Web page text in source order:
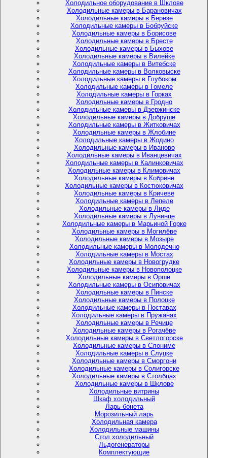
Холодильное оборудование в Шклове
Холодильные камеры в Барановичах
Холодильные камеры в Берёзе
Холодильные камеры в Бобруйске
Холодильные камеры в Борисове
Холодильные камеры в Бресте
Холодильные камеры в Быхове
Холодильные камеры в Вилейке
Холодильные камеры в Витебске
Холодильные камеры в Волковыске
Холодильные камеры в Глубоком
Холодильные камеры в Гомеле
Холодильные камеры в Горках
Холодильные камеры в Гродно
Холодильные камеры в Дзержинске
Холодильные камеры в Добруше
Холодильные камеры в Житковичах
Холодильные камеры в Жлобине
Холодильные камеры в Жодино
Холодильные камеры в Иваново
Холодильные камеры в Иванцевичах
Холодильные камеры в Калинковичах
Холодильные камеры в Климовичах
Холодильные камеры в Кобрине
Холодильные камеры в Костюковичах
Холодильные камеры в Кричеве
Холодильные камеры в Лепеле
Холодильные камеры в Лиде
Холодильные камеры в Лунинце
Холодильные камеры в Марьиной Горке
Холодильные камеры в Могилёве
Холодильные камеры в Мозыре
Холодильные камеры в Молодечно
Холодильные камеры в Мостах
Холодильные камеры в Новогрудке
Холодильные камеры в Новополоцке
Холодильные камеры в Орше
Холодильные камеры в Осиповичах
Холодильные камеры в Пинске
Холодильные камеры в Полоцке
Холодильные камеры в Поставах
Холодильные камеры в Пружанах
Холодильные камеры в Речице
Холодильные камеры в Рогачёве
Холодильные камеры в Светлогорске
Холодильные камеры в Слониме
Холодильные камеры в Слуцке
Холодильные камеры в Сморгони
Холодильные камеры в Солигорске
Холодильные камеры в Столбцах
Холодильные камеры в Шклове
Холодильные витрины
Шкаф холодильный
Ларь-бонета
Морозильный ларь
Холодильная камера
Холодильные машины
Стол холодильный
Льдогенераторы
Комплектующие